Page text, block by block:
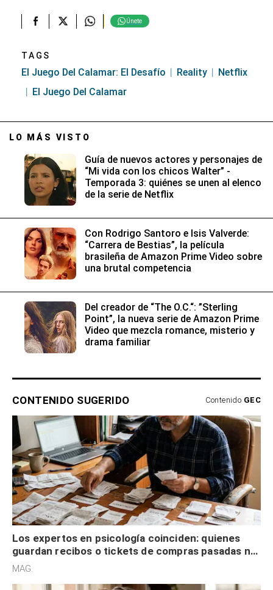
Únete
TAGS
El Juego Del Calamar: El Desafío Reality
Netflix
El Juego Del Calamar
LO MÁS VISTO
Guía de nuevos actores y personajes de
“Mi vida con los chicos Walter” -
Temporada 3: quiénes se unen al elenco
de la serie de Netflix
Con Rodrigo Santoro e Isis Valverde:
“Carrera de Bestias”, la película
brasileña de Amazon Prime Video sobre
una brutal competencia
Del creador de “The O.C.“: ”Sterling
Point”, la nueva serie de Amazon Prime
Video que mezcla romance, misterio y
drama familiar
CONTENIDO SUGERIDO Contenido GEC
Los expertos en psicología coinciden: quienes
guardan recibos o tickets de compras pasadas no
son acumuladores, sino que tienen necesidad de
MAG.